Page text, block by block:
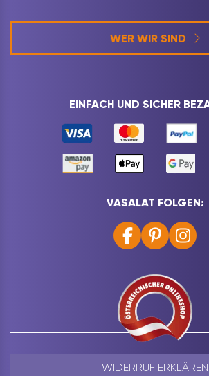
WER WIR SIND
EINFACH UND SICHER
VASALAT FOLGEN:
WIDERRUF ERKLÄREN